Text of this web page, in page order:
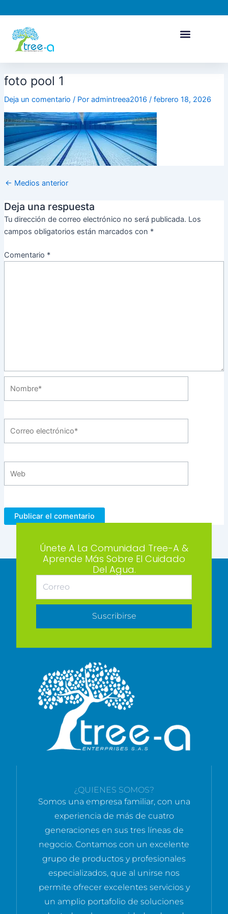
al
contenido
foto pool 1
Deja un comentario / Por admintreea2016 / febrero 18, 2026
de
entradas
← Medios anterior
Deja una respuesta
Tu dirección de correo electrónico no será publicada. Los
campos obligatorios están marcados con *
Comentario *
electrónico*
Únete A La Comunidad Tree-A &
Aprende Más Sobre El Cuidado
Del Agua.
Suscribirse
¿QUIENES SOMOS?
Somos una empresa familiar, con una
experiencia de más de cuatro
generaciones en sus tres líneas de
negocio. Contamos con un excelente
grupo de productos y profesionales
especializados, que al unirse nos
permite ofrecer excelentes servicios y
un amplio portafolio de soluciones